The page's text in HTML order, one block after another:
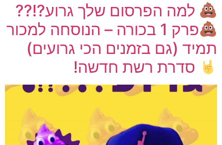
למה הפרסום שלך גרוע?!??
פרק 1 בכורה – הנוסחה למכור
תמיד (גם בזמנים הכי גרועים)
סדרת רשת חדשה!